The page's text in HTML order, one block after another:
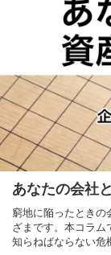
あなたの会社
窮地に陥ったときの
ざまです。本コラム
知らねばならない危